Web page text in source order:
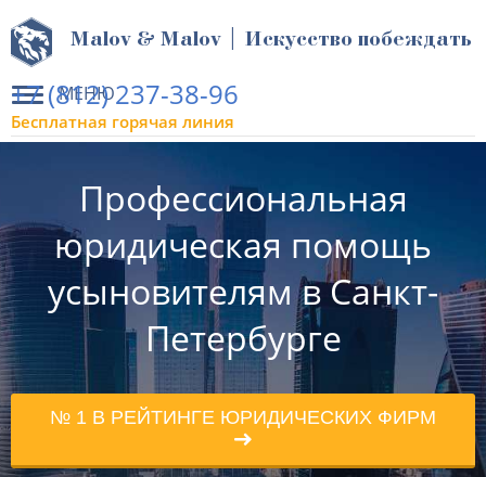
МЕНЮ
Malov & Malov | Искусство побеждать
+7 (812) 237-38-96
Бесплатная горячая линия
Профессиональная
юридическая помощь
усыновителям в Санкт-
Петербурге
№ 1 В РЕЙТИНГЕ ЮРИДИЧЕСКИХ ФИРМ